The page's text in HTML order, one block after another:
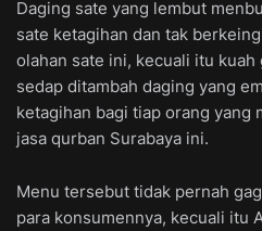
Daging sate yang lembut
sate ketagihan dan tak
olahan sate ini, kecuali itu kuah
sedap ditambah daging yang
ketagihan bagi tiap orang yang
jasa qurban Surabaya ini.
Menu tersebut tidak pernah
para konsumennya, kecuali itu